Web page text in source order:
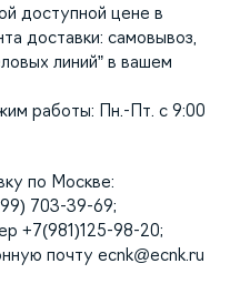
доступной цене в
доставки: самовывоз,
линий” в вашем
работы: Пн.-Пт. с 9:00
по Москве:
703-39-69;
+7(981)125-98-20;
почту ecnk@ecnk.ru